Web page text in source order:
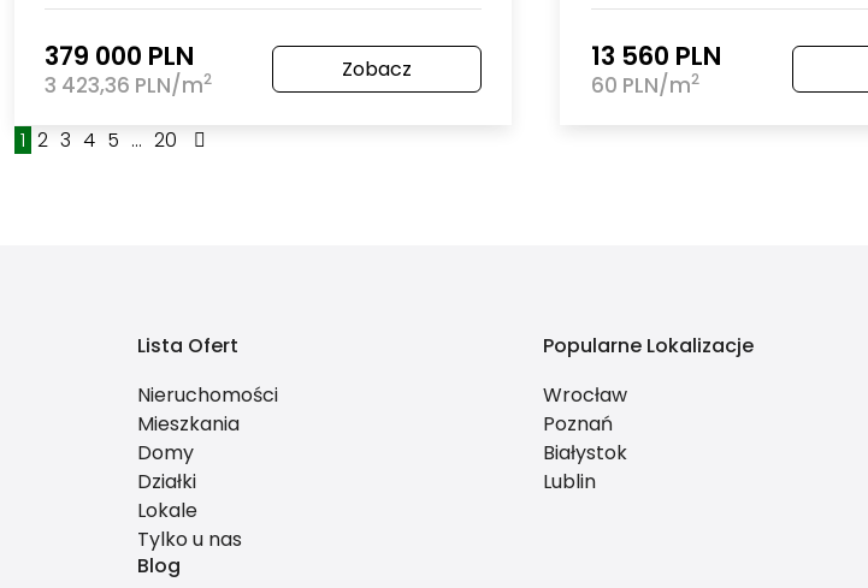
379 000 PLN
3 423,36 PLN/m2 Zobacz 13 560 PLN
60 PLN/m2
1 2 3 4 5 ... 20
Lista Ofert
Nieruchomości
Mieszkania
Domy
Działki
Lokale
Tylko u nas
Popularne Lokalizacje
Wrocław
Poznań
Białystok
Lublin
Blog